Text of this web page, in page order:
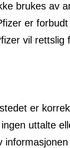
brukes av
er
vil rettslig
er
uttalte